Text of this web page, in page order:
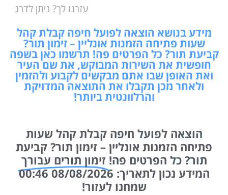
עזרנו לך? ניתן לדרג
מידע בנושא הוצאה לפועל חיפה קבלת קהל
שעות פתיחה הזמנות אונליין – זימון תור?
קביעת תור? כל הפרטים פה! תרשמו כאן בשפה
חופשית את השירות המבוקש, את שם העיר
ואת האופן שבו אתם מבקשים לקבוע ולהזמין
ולאחר מכן תקבלו את התוצאה המדויקת
והרלוונטית ביותר!
הוצאה לפועל חיפה קבלת קהל שעות
פתיחה הזמנות אונליין – זימון תור? קביעת
תור? כל הפרטים פה! זימון תורים עבורך
המידע נכון לתאריך: 08/08/2026 00:46
שמחנו לעזור!